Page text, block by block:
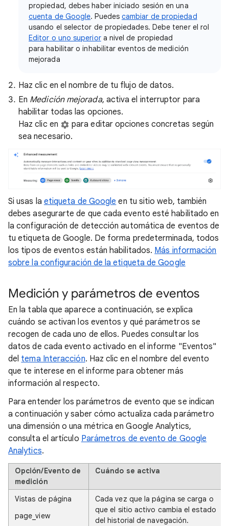
propiedad, debes haber iniciado sesión en una
cuenta de Google. Puedescambiar de propiedad
usando el selector de propiedades. Debe tener el rol
Editor o uno superiora nivel de propiedad
para habilitar o inhabilitar eventos de medición
mejorada
Haz clic en el nombre de tu flujo de datos.
En Medición mejorada, activa el interruptor para
habilitar todas las opciones.
Haz clic en
para editar opciones concretas según
sea necesario.
Si usas la etiqueta de Google en tu sitio web, también
debes asegurarte de que cada evento esté habilitado en
la configuración de detección automática de eventos de
tu etiqueta de Google. De forma predeterminada, todos
los tipos de eventos están habilitados. Más información
sobre la configuración de la etiqueta de Google
Medición y parámetros de eventos
En la tabla que aparece a continuación, se explica
cuándo se activan los eventos y qué parámetros se
recogen de cada uno de ellos. Puedes consultar los
datos de cada evento activado en el informe "Eventos"
del tema Interacción. Haz clic en el nombre del evento
que te interese en el informe para obtener más
información al respecto.
Para entender los parámetros de evento que se indican
a continuación y saber cómo actualiza cada parámetro
una dimensión o una métrica en Google Analytics,
consulta el artículo Parámetros de evento de Google
Analytics.
Opción/Evento de
medición
Cuándo se activa
Vistas de página
page_view
Cada vez que la página se carga o
que el sitio activo cambia el estado
del historial de navegación.